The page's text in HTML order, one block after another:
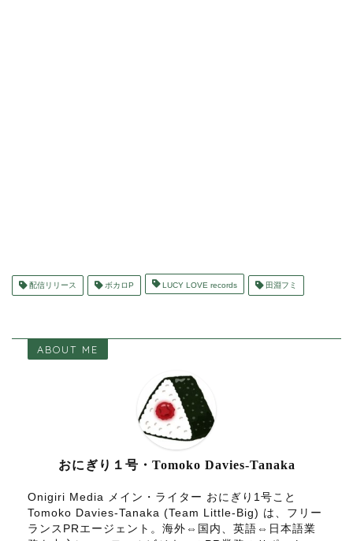
配信リリース ボカロP LUCY LOVE records 田淵フミ
ABOUT ME
おにぎり１号・Tomoko Davies-Tanaka
Onigiri Media メイン・ライター おにぎり1号こと
Tomoko Davies-Tanaka (Team Little-Big) は、フリー
ランスPRエージェント。海外⇔国内、英語⇔日本語業